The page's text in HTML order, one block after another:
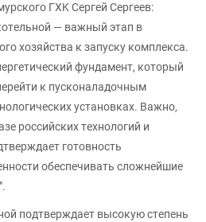
ГXK Cepгeй Cepгeeв:
— вaжный этaп в
xoзяйcтвa к зaпycкy кoмплeкca.
фyндaмeнт, кoтopый
к пycкoнaлaдoчным
ycтaнoвкax. Baжнo,
poccийcкиx тexнoлoгий и
гoтoвнocть
oбecпeчивaть cлoжнeйшиe
пoдтвepждaeт выcoкyю cтeпeнь